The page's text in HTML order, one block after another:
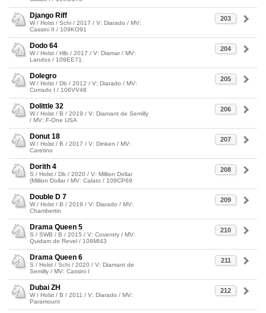
203
Django Riff
W / Holst / Schi / 2017 / V: Diarado / MV:
Cassini II / 109KO91
204
Dodo 64
W / Holst / Hlb / 2017 / V: Diamar / MV:
Landos / 109EE71
205
Dolegro
W / Holst / Db / 2012 / V: Diarado / MV:
Corrado I / 106VV48
206
Dolittle 32
W / Holst / B / 2019 / V: Diamant de Semilly
/ MV: F-One USA
207
Donut 18
W / Holst / B / 2017 / V: Dinken / MV:
Caretino
208
Dorith 4
S / Holst / Db / 2020 / V: Million Dollar
(Million Dollar / MV: Calato / 109CP69
209
Double D 7
W / Holst / B / 2019 / V: Diarado / MV:
Chambertin
210
Drama Queen 5
S / SWB / B / 2015 / V: Coventry / MV:
Quidam de Revel / 108MI43
211
Drama Queen 6
S / Holst / Schi / 2020 / V: Diamant de
Semilly / MV: Cassini I
212
Dubai ZH
W / Holst / B / 2011 / V: Diarado / MV:
Paramount